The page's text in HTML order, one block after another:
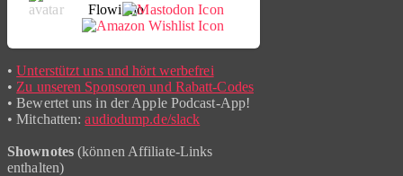
Flowinho
•Unterstützt uns und hört werbefrei
• Zu unseren Sponsoren und Rabatt-Codes
• Bewertet uns in der Apple Podcast-App!
• Mitchatten:audiodump.de/slack
Shownotes(können Affiliate-Links
enthalten)